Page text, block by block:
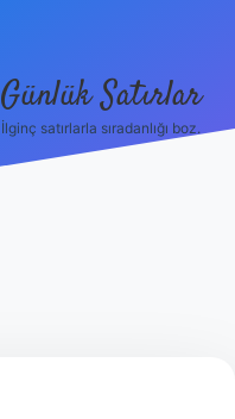
Günlük Satırlar
İlginç satırlarla sıradanlığı boz.